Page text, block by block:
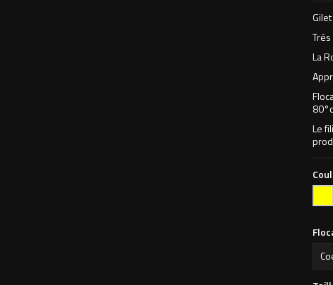
La
Le
Jaune
Fluo